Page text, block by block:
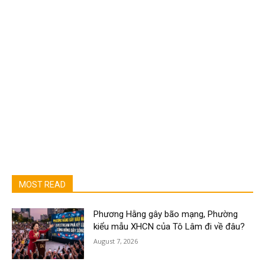
MOST READ
Phương Hằng gây bão mạng, Phường
kiểu mẫu XHCN của Tô Lâm đi về đâu?
August 7, 2026